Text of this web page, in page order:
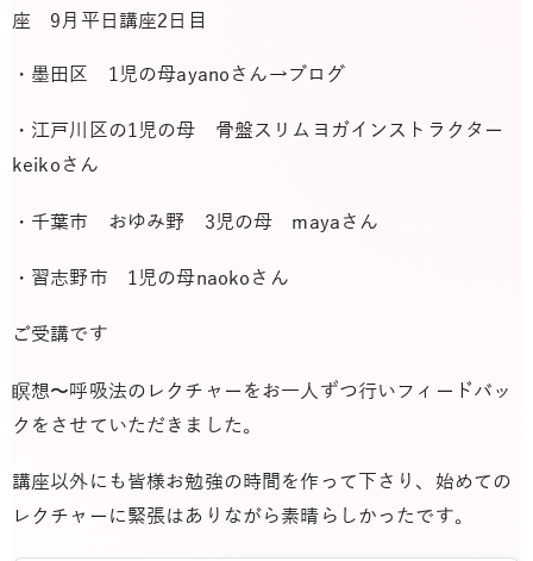
座 9月平日講座2日目
・墨田区 1児の母ayanoさん→ブログ
・江戸川区の1児の母 骨盤スリムヨガインストラクター
keikoさん
・千葉市 おゆみ野 3児の母 mayaさん
・習志野市 1児の母naokoさん
ご受講です
瞑想〜呼吸法のレクチャーをお一人ずつ行いフィードバッ
クをさせていただきました。
講座以外にも皆様お勉強の時間を作って下さり、始めての
レクチャーに緊張はありながら素晴らしかったです。